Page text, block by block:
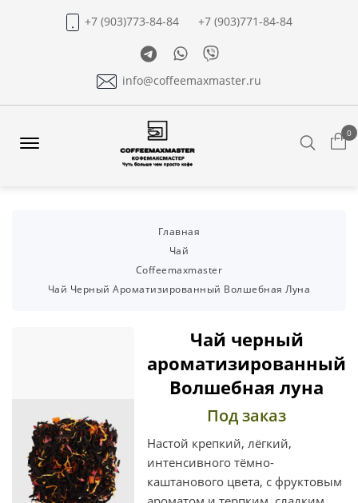
+7 (903)773-84-84
+7 (903)771-84-84
TelegramWhatsapp
Viber
info@coffeemaxmaster.ru
0
Главная
Чай
Coffeemaxmaster
Чай Черный Ароматизированный Волшебная Луна
Чай черный
ароматизированный
Волшебная луна
Под заказ
Настой крепкий, лёгкий,
интенсивного тёмно-
каштанового цвета, с фруктовым